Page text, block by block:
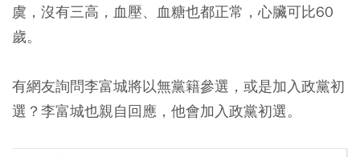
虞，沒有三高，血壓、血糖也都正常，心臟可比60
歲。
有網友詢問李富城將以無黨籍參選，或是加入政黨初
選？李富城也親自回應，他會加入政黨初選。